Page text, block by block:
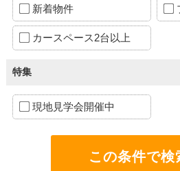
新着物件
カースペース2台以上
特集
現地見学会開催中